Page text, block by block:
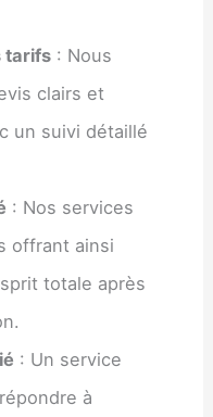
tarifs : Nous
clairs et
un suivi détaillé
: Nos services
offrant ainsi
totale après
: Un service
à